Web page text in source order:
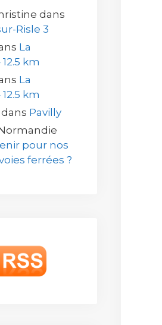
dans
Risle 3
La
km
La
km
dans Pavilly
pour nos
ferrées ?